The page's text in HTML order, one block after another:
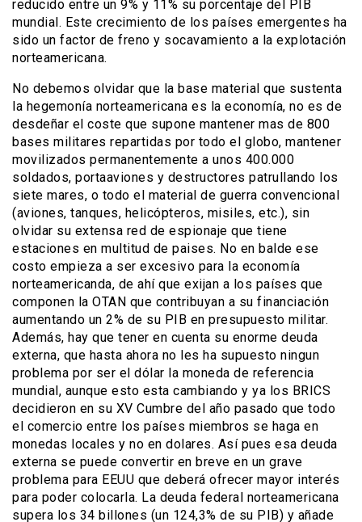
reducido entre un 9% y 11% su porcentaje del PIB
mundial. Este crecimiento de los países emergentes ha
sido un factor de freno y socavamiento a la explotación
norteamericana.
No debemos olvidar que la base material que sustenta
la hegemonía norteamericana es la economía, no es de
desdeñar el coste que supone mantener mas de 800
bases militares repartidas por todo el globo, mantener
movilizados permanentemente a unos 400.000
soldados, portaaviones y destructores patrullando los
siete mares, o todo el material de guerra convencional
(aviones, tanques, helicópteros, misiles, etc.), sin
olvidar su extensa red de espionaje que tiene
estaciones en multitud de paises. No en balde ese
costo empieza a ser excesivo para la economía
norteamericanda, de ahí que exijan a los países que
componen la OTAN que contribuyan a su financiación
aumentando un 2% de su PIB en presupuesto militar.
Además, hay que tener en cuenta su enorme deuda
externa, que hasta ahora no les ha supuesto ningun
problema por ser el dólar la moneda de referencia
mundial, aunque esto esta cambiando y ya los BRICS
decidieron en su XV Cumbre del año pasado que todo
el comercio entre los países miembros se haga en
monedas locales y no en dolares. Así pues esa deuda
externa se puede convertir en breve en un grave
problema para EEUU que deberá ofrecer mayor interés
para poder colocarla. La deuda federal norteamericana
supera los 34 billones (un 124,3% de su PIB) y añade